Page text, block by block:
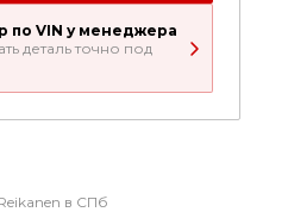
по VIN у менеджера
деталь точно под
в СПб